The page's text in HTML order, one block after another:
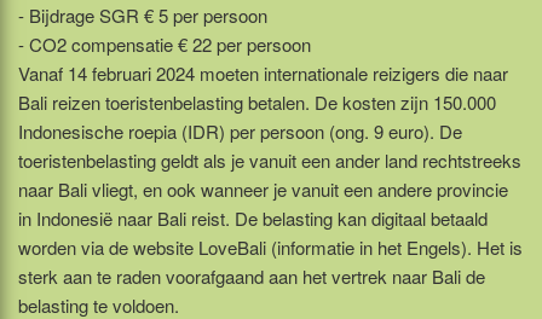
- Bijdrage SGR € 5 per persoon
- CO2 compensatie € 22 per persoon
Vanaf 14 februari 2024 moeten internationale reizigers die naar
Bali reizen toeristenbelasting betalen. De kosten zijn 150.000
Indonesische roepia (IDR) per persoon (ong. 9 euro). De
toeristenbelasting geldt als je vanuit een ander land rechtstreeks
naar Bali vliegt, en ook wanneer je vanuit een andere provincie
in Indonesië naar Bali reist. De belasting kan digitaal betaald
worden via de website LoveBali (informatie in het Engels). Het is
sterk aan te raden voorafgaand aan het vertrek naar Bali de
belasting te voldoen.